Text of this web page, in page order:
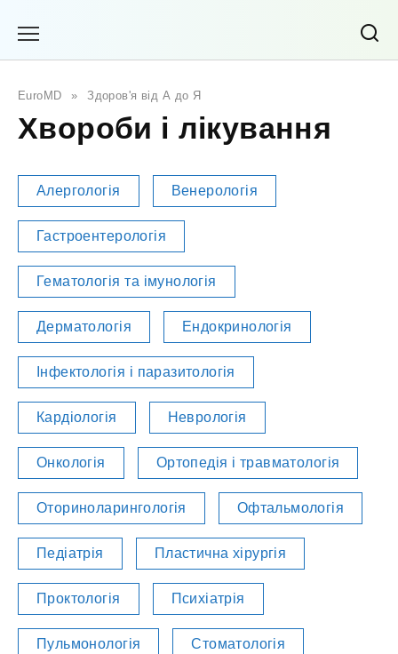
EuroMD » Здоров'я від А до Я
Хвороби і лікування
Алергологія Венерологія
Гастроентерологія
Гематологія та імунологія
Дерматологія Ендокринологія
Інфектологія і паразитологія
Кардіологія Неврологія
Онкологія Ортопедія і травматологія
Оториноларингологія Офтальмологія
Педіатрія Пластична хірургія
Проктологія Психіатрія
Пульмонологія Стоматологія